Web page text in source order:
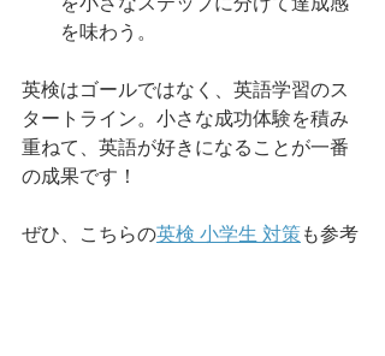
を味わう。
英検はゴールではなく、英語学習のス
タートライン。小さな成功体験を積み
重ねて、英語が好きになることが一番
の成果です！
ぜひ、こちらの英検 小学生 対策も参考